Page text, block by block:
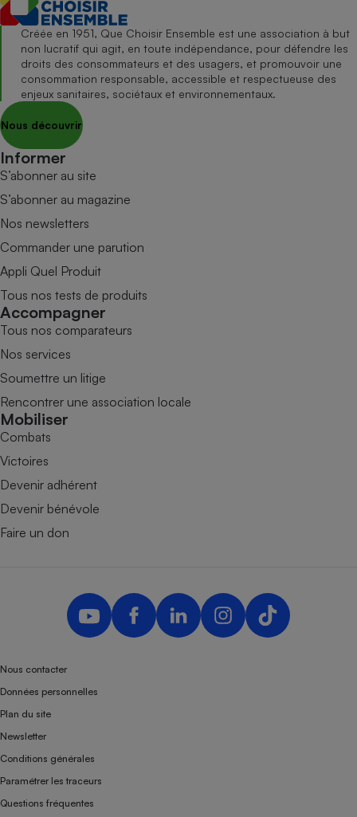
Créée en 1951, Que Choisir Ensemble est une association à but
non lucratif qui agit, en toute indépendance, pour défendre les
droits des consommateurs et des usagers, et promouvoir une
consommation responsable, accessible et respectueuse des
enjeux sanitaires, sociétaux et environnementaux.
Nous découvrir
Informer
S’abonner au site
S’abonner au magazine
Nos newsletters
Commander une parution
Appli Quel Produit
Tous nos tests de produits
Accompagner
Tous nos comparateurs
Nos services
Soumettre un litige
Rencontrer une association locale
Mobiliser
Combats
Victoires
Devenir adhérent
Devenir bénévole
Faire un don
Nous contacter
Données personnelles
Plan du site
Newsletter
Conditions générales
Paramétrer les traceurs
Questions fréquentes